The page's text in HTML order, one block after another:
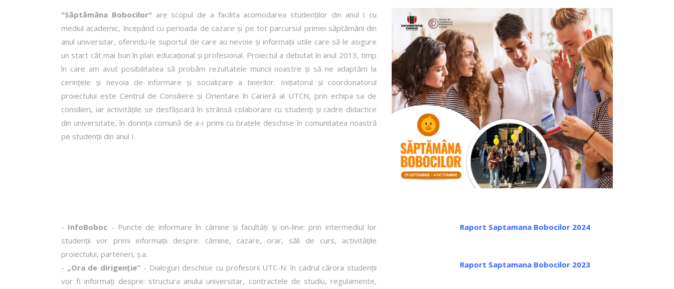
"Săptămâna Bobocilor" are scopul de a facilita acomodarea studenților din anul I cu
mediul academic, începând cu perioada de cazare şi pe tot parcursul primei săptămâni din
anul universitar, oferindu-le suportul de care au nevoie şi informații utile care să le asigure
un start cât mai bun în plan educațional şi profesional. Proiectul a debutat în anul 2013, timp
în care am avut posibilitatea să probăm rezultatele muncii noastre şi să ne adaptăm la
cerințele şi nevoia de informare şi socializare a tinerilor. Inițiatorul şi coordonatorul
proiectului este Centrul de Consiliere şi Orientare în Carieră al UTCN, prin echipa sa de
consilieri, iar activitățile se desfășoară în strânsă colaborare cu studenți şi cadre didactice
din universitate, în dorința comună de a-i primi cu brațele deschise în comunitatea noastră
pe studenții din anul I.
- InfoBoboc - Puncte de informare în cămine și facultăți și on-line: prin intermediul lor
studenții vor primi informații despre: cămine, cazare, orar, săli de curs, activitățile
proiectului, parteneri, ș.a.
- „Ora de dirigenție” - Dialoguri deschise cu profesorii UTC-N: în cadrul cărora studenții
vor fi informați despre: structura anului universitar, contractele de studiu, regulamente,
Raport Saptamana Bobocilor 2024
Raport Saptamana Bobocilor 2023